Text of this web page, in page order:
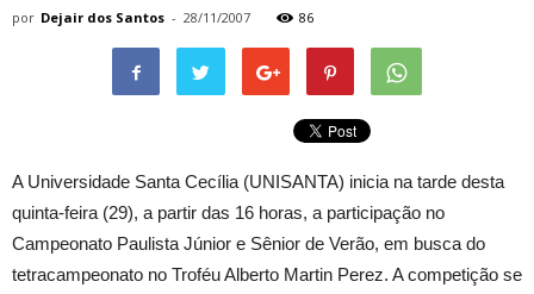
por Dejair dos Santos - 28/11/2007 86
A Universidade Santa Cecília (UNISANTA) inicia na tarde desta
quinta-feira (29), a partir das 16 horas, a participação no
Campeonato Paulista Júnior e Sênior de Verão, em busca do
tetracampeonato no Troféu Alberto Martin Perez. A competição se